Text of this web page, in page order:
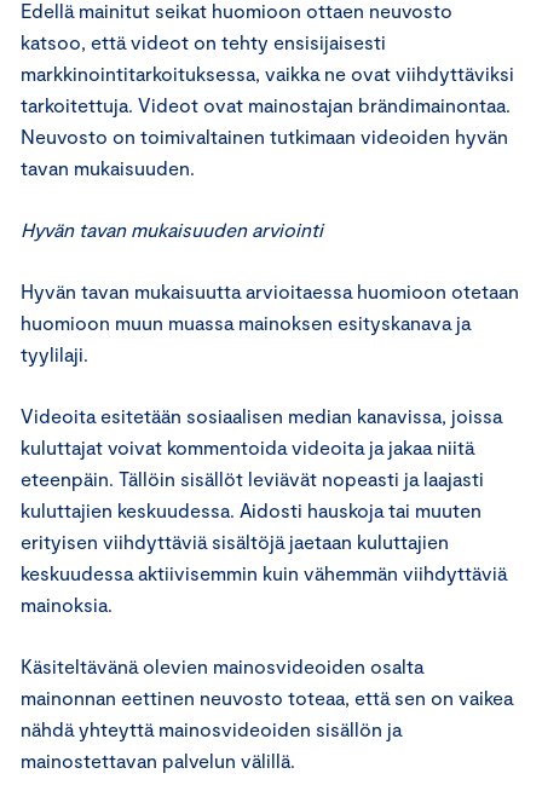
Edellä mainitut seikat huomioon ottaen neuvosto
katsoo, että videot on tehty ensisijaisesti
markkinointitarkoituksessa, vaikka ne ovat viihdyttäviksi
tarkoitettuja. Videot ovat mainostajan brändimainontaa.
Neuvosto on toimivaltainen tutkimaan videoiden hyvän
tavan mukaisuuden.
Hyvän tavan mukaisuuden arviointi
Hyvän tavan mukaisuutta arvioitaessa huomioon otetaan
huomioon muun muassa mainoksen esityskanava ja
tyylilaji.
Videoita esitetään sosiaalisen median kanavissa, joissa
kuluttajat voivat kommentoida videoita ja jakaa niitä
eteenpäin. Tällöin sisällöt leviävät nopeasti ja laajasti
kuluttajien keskuudessa. Aidosti hauskoja tai muuten
erityisen viihdyttäviä sisältöjä jaetaan kuluttajien
keskuudessa aktiivisemmin kuin vähemmän viihdyttäviä
mainoksia.
Käsiteltävänä olevien mainosvideoiden osalta
mainonnan eettinen neuvosto toteaa, että sen on vaikea
nähdä yhteyttä mainosvideoiden sisällön ja
mainostettavan palvelun välillä.